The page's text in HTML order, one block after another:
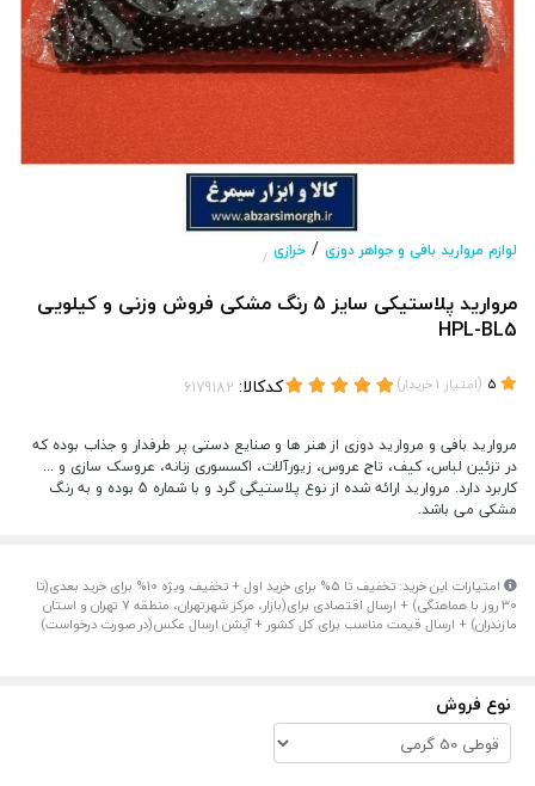
لوازم مروارید بافی و جواهر دوزی / خرازی /
مروارید پلاستیکی سایز 5 رنگ مشکی فروش وزنی و کیلویی
HPL-BL5
(امتیاز 1خریدار) کدکالا:
مروارید بافی و مروارید دوزی از هنر ها و صنایع دستی پر طرفدار و جذاب بوده که
در تزئین لباس، کیف، تاج عروس، زیورآلات، اکسسوری زنانه، عروسک سازی و ...
کاربرد دارد. مروارید ارائه شده از نوع پلاستیگی گرد و با شماره 5 بوده و به رنگ
مشکی می باشد.
امتیازات این خرید: تخفیف تا 5% برای خرید اول + تخفیف ویژه 10% برای خرید بعدی(تا
30 روز با هماهنگی) + ارسال اقتصادی برای(بازار، مرکز شهرتهران، منطقه 7 تهران و استان
مازندران) + ارسال قیمت مناسب برای کل کشور + آپشن ارسال عکس(در صورت درخواست)
نوع فروش